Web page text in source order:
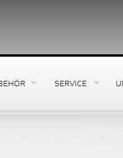
SERVICE
uns über